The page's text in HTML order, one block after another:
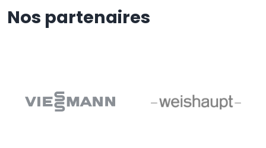
Nos partenaires